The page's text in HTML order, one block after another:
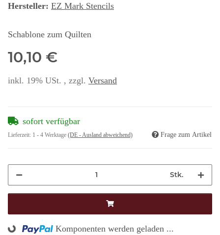
Hersteller: EZ Mark Stencils
Schablone zum Quilten
10,10 €
inkl. 19% USt. , zzgl. Versand
sofort verfügbar
Lieferzeit: 1 - 4 Werktage (DE - Ausland abweichend) Frage zum Artikel
Stk.
Loading... Komponenten werden geladen ...